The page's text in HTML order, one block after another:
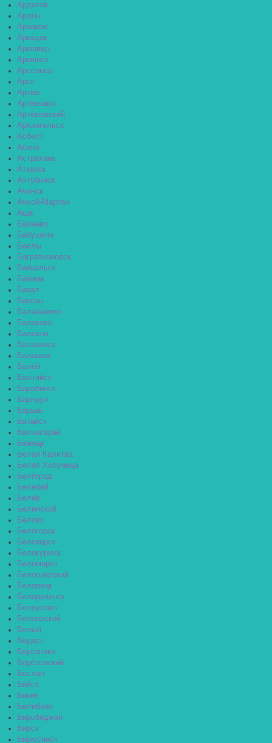
Ардатов
Ардон
Арзамас
Аркадак
Армавир
Армянск
Арсеньев
Арск
Артём
Артёмовск
Артёмовский
Архангельск
Асбест
Асино
Астрахань
Аткарск
Ахтубинск
Ачинск
Ачхой-Мартан
Аша
Бабаево
Бабушкин
Бавлы
Багратионовск
Байкальск
Баймак
Бакал
Баксан
Балабаново
Балаково
Балахна
Балашиха
Балашов
Балей
Балтийск
Барабинск
Барнаул
Барыш
Батайск
Бахчисарай
Бежецк
Белая Калитва
Белая Холуница
Белгород
Белебей
Белёв
Белинский
Белово
Белогорск
Белозерск
Белокуриха
Беломорск
Белоозёрский
Белорецк
Белореченск
Белоусово
Белоярский
Белый
Бердск
Березники
Берёзовский
Беслан
Бийск
Бикин
Билибино
Биробиджан
Бирск
Бирюсинск